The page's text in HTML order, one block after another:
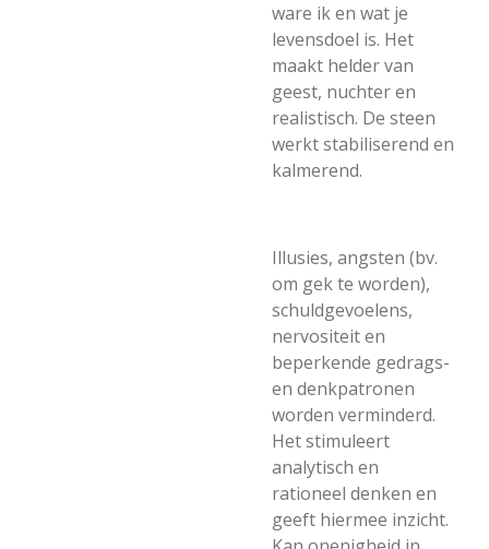
ware ik en wat je
levensdoel is. Het
maakt helder van
geest, nuchter en
realistisch. De steen
werkt stabiliserend en
kalmerend.
Illusies, angsten (bv.
om gek te worden),
schuldgevoelens,
nervositeit en
beperkende gedrags-
en denkpatronen
worden verminderd.
Het stimuleert
analytisch en
rationeel denken en
geeft hiermee inzicht.